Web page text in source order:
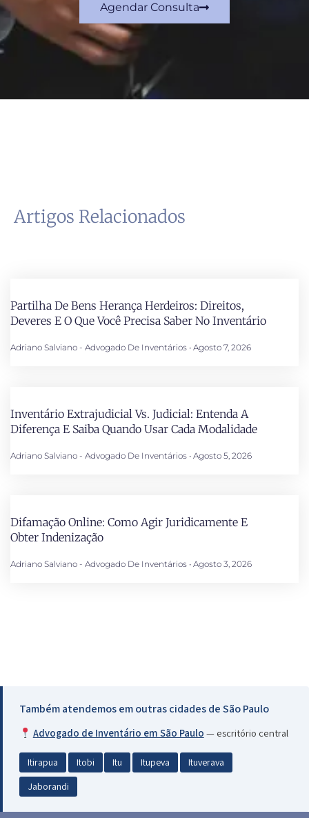
Agendar Consulta
Artigos Relacionados
Partilha De Bens Herança Herdeiros: Direitos,
Deveres E O Que Você Precisa Saber No Inventário
Adriano Salviano - Advogado De Inventários Agosto 7, 2026
Inventário Extrajudicial Vs. Judicial: Entenda A
Diferença E Saiba Quando Usar Cada Modalidade
Adriano Salviano - Advogado De Inventários Agosto 5, 2026
Difamação Online: Como Agir Juridicamente E
Obter Indenização
Adriano Salviano - Advogado De Inventários Agosto 3, 2026
Também atendemos em outras cidades de São Paulo
Advogado de Inventário em São Paulo — escritório central
Itirapua Itobi Itu Itupeva
Ituverava
Jaborandi